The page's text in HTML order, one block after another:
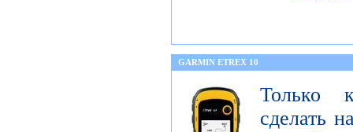
GARMIN ETREX 10
Только
сделать